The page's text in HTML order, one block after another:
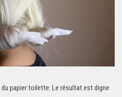
papier toilette: Le résultat est digne